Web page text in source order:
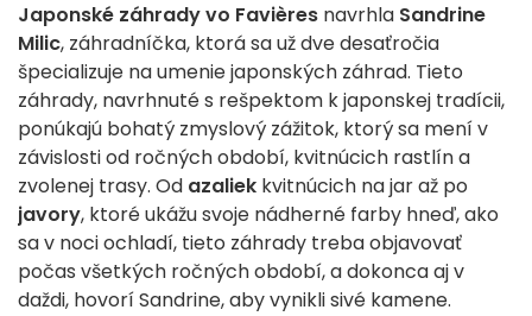
Japonské záhrady vo Favières navrhla Sandrine
Milic, záhradníčka, ktorá sa už dve desaťročia
špecializuje na umenie japonských záhrad. Tieto
záhrady, navrhnuté s rešpektom k japonskej tradícii,
ponúkajú bohatý zmyslový zážitok, ktorý sa mení v
závislosti od ročných období, kvitnúcich rastlín a
zvolenej trasy. Od azaliek kvitnúcich na jar až po
javory, ktoré ukážu svoje nádherné farby hneď, ako
sa v noci ochladí, tieto záhrady treba objavovať
počas všetkých ročných období, a dokonca aj v
daždi, hovorí Sandrine, aby vynikli sivé kamene.